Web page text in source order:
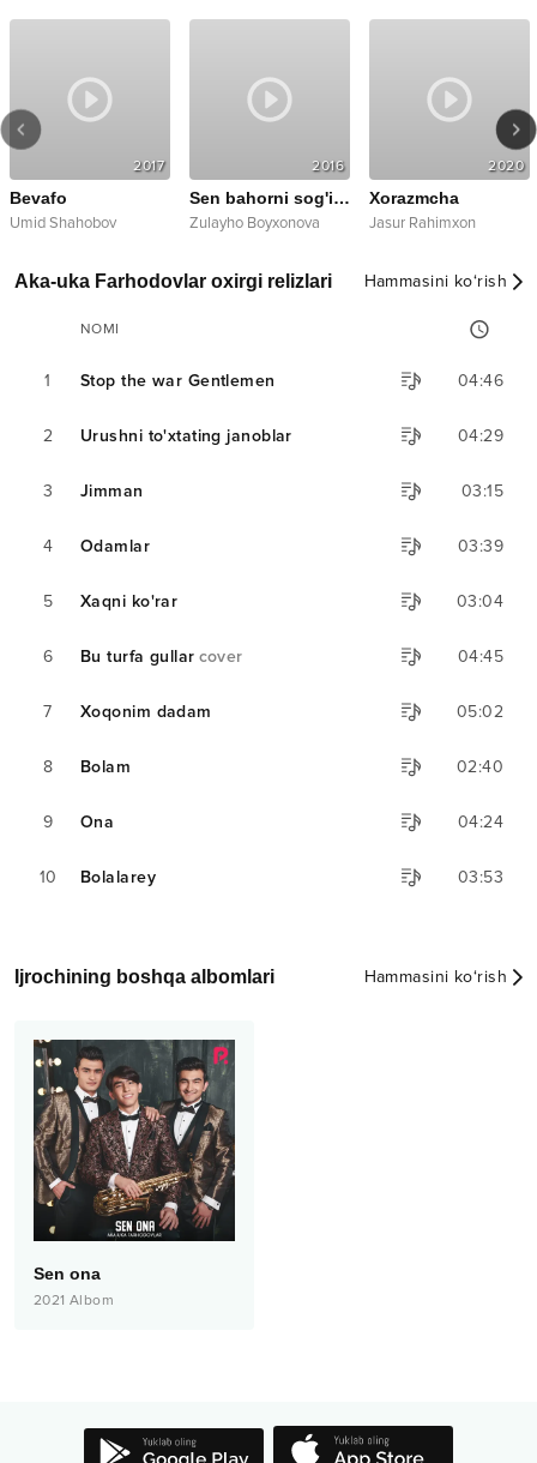
2017
Bevafo
Umid Shahobov
2016
Sen bahorni sog'inmadingmi
Zulayho Boyxonova
2020
Xorazmcha
Jasur Rahimxon
Aka-uka Farhodovlar oxirgi relizlari Hammasini ko‘rish
NOMI
1 Stop the war Gentlemen 04:46
2 Urushni to'xtating janoblar 04:29
3 Jimman 03:15
4 Odamlar 03:39
5 Xaqni ko'rar 03:04
6 Bu turfa gullar cover 04:45
7 Xoqonim dadam 05:02
8 Bolam 02:40
9 Ona 04:24
10 Bolalarey 03:53
Ijrochining boshqa albomlari Hammasini ko‘rish
Sen ona
2021 Albom